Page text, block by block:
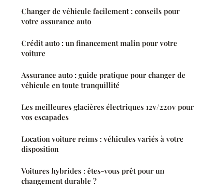
Changer de véhicule facilement : conseils pour
votre assurance auto
Crédit auto : un financement malin pour votre
voiture
Assurance auto : guide pratique pour changer de
véhicule en toute tranquillité
Les meilleures glacières électriques 12v/220v pour
vos escapades
Location voiture reims : véhicules variés à votre
disposition
Voitures hybrides : êtes-vous prêt pour un
changement durable ?